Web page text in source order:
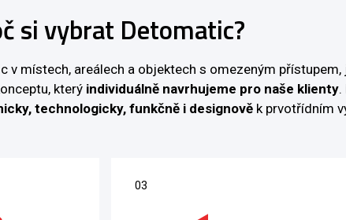
si vybrat Detomatic?
v místech, areálech a objektech s omezeným přístupem,
který individuálně navrhujeme pro naše klienty.
technologicky, funkčně i designověk prvotřídním